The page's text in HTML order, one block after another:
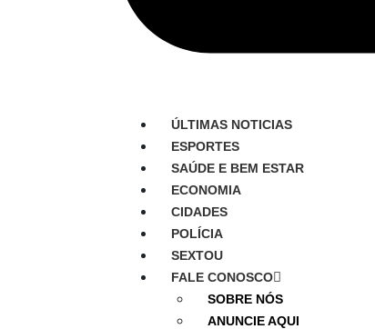
ÚLTIMAS NOTICIAS
ESPORTES
SAÚDE E BEM ESTAR
ECONOMIA
CIDADES
POLÍCIA
SEXTOU
FALE CONOSCO
SOBRE NÓS
ANUNCIE AQUI